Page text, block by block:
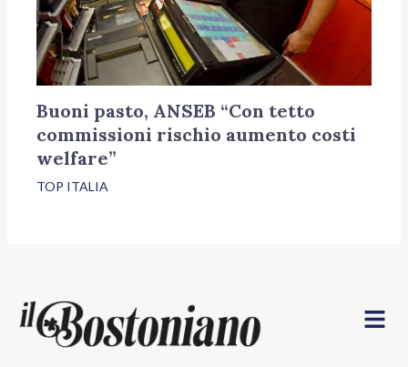
Buoni pasto, ANSEB “Con tetto
commissioni rischio aumento costi
welfare”
TOP ITALIA
Menu